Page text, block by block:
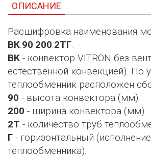
ОПИСАНИЕ
Расшифровка наименования
ВК.90.200.2ТГ:
ВК - конвектор VITRON без
естественной конвекцией). По
теплообменник расположен
90 - высота конвектора (мм).
200 - ширина конвектора (мм).
2Т - количество труб
Г - горизонтальный
теплообменника).